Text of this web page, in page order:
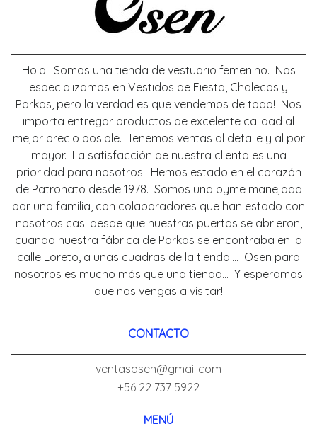
Hola! Somos una tienda de vestuario femenino. Nos
especializamos en Vestidos de Fiesta, Chalecos y
Parkas, pero la verdad es que vendemos de todo! Nos
importa entregar productos de excelente calidad al
mejor precio posible. Tenemos ventas al detalle y al por
mayor. La satisfacción de nuestra clienta es una
prioridad para nosotros! Hemos estado en el corazón
de Patronato desde 1978. Somos una pyme manejada
por una familia, con colaboradores que han estado con
nosotros casi desde que nuestras puertas se abrieron,
cuando nuestra fábrica de Parkas se encontraba en la
calle Loreto, a unas cuadras de la tienda.... Osen para
nosotros es mucho más que una tienda... Y esperamos
que nos vengas a visitar!
CONTACTO
ventasosen@gmail.com
+56 22 737 5922
MENÚ